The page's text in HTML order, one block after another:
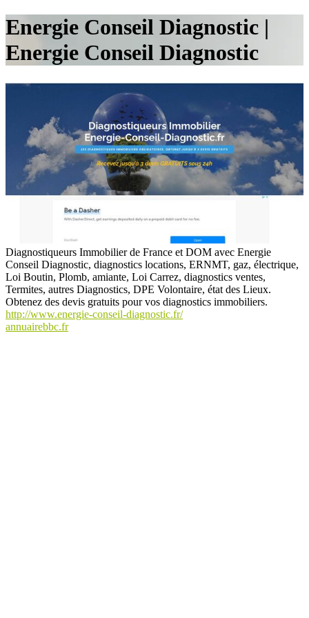
Energie Conseil Diagnostic |
Energie Conseil Diagnostic
Diagnostiqueurs Immobilier de France et DOM avec Energie
Conseil Diagnostic, diagnostics locations, ERNMT, gaz, électrique,
Loi Boutin, Plomb, amiante, Loi Carrez, diagnostics ventes,
Termites, autres Diagnostics, DPE Volontaire, état des Lieux.
Obtenez des devis gratuits pour vos diagnostics immobiliers.
http://www.energie-conseil-diagnostic.fr/
annuairebbc.fr